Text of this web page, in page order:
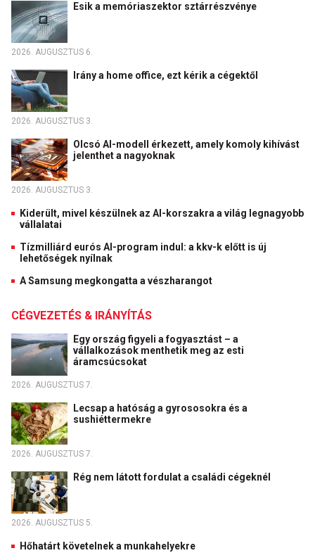
Esik a memóriaszektor sztárrészvénye
2026. AUGUSZTUS 6.
Irány a home office, ezt kérik a cégektől
2026. AUGUSZTUS 3.
Olcsó AI-modell érkezett, amely komoly kihívást
jelenthet a nagyoknak
2026. AUGUSZTUS 3.
Kiderült, mivel készülnek az AI-korszakra a világ legnagyobb
vállalatai
Tízmilliárd eurós AI-program indul: a kkv-k előtt is új
lehetőségek nyílnak
A Samsung megkongatta a vészharangot
CÉGVEZETÉS & IRÁNYÍTÁS
Egy ország figyeli a fogyasztást – a
vállalkozások menthetik meg az esti
áramcsúcsokat
2026. AUGUSZTUS 7.
Lecsap a hatóság a gyrososokra és a
sushiéttermekre
2026. AUGUSZTUS 7.
Rég nem látott fordulat a családi cégeknél
2026. AUGUSZTUS 5.
Hőhatárt követelnek a munkahelyekre